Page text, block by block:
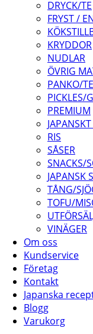
DRYCK/TE
FRYST /
KRYDDOR
NUDLAR
ÖVRIG
PANKO/
PICKLES/
PREMIUM
RIS
SÅSER
SNACKS/
JAPANSK
TÅNG/
TOFU/
VINÄGER
Om oss
Kundservice
Företag
Kontakt
Japanska
Blogg
Varukorg